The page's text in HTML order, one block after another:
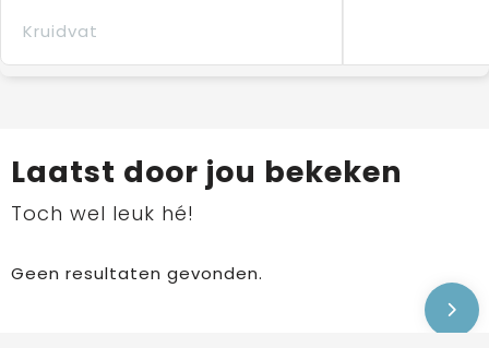
Kruidvat
Laatst door jou bekeken
Toch wel leuk hé!
Geen resultaten gevonden.